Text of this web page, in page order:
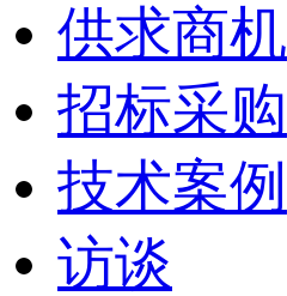
供求商机
招标采购
技术案例
访谈